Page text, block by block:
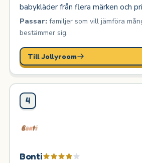
babykläder från flera märken och
Passar:familjer som vill jämföra
bestämmer sig.
Till Jollyroom
4
Bonti